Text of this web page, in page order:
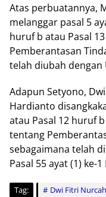
Atas perbuatannya,
melanggar pasal 5
huruf b atau Pasal
Pemberantasan
telah diubah dengan
Adapun Setyono,
Hardianto
atau Pasal 12 huruf
tentang
sebagaimana telah
Pasal 55 ayat (1) ke-1
Tag: Dwi Fitri